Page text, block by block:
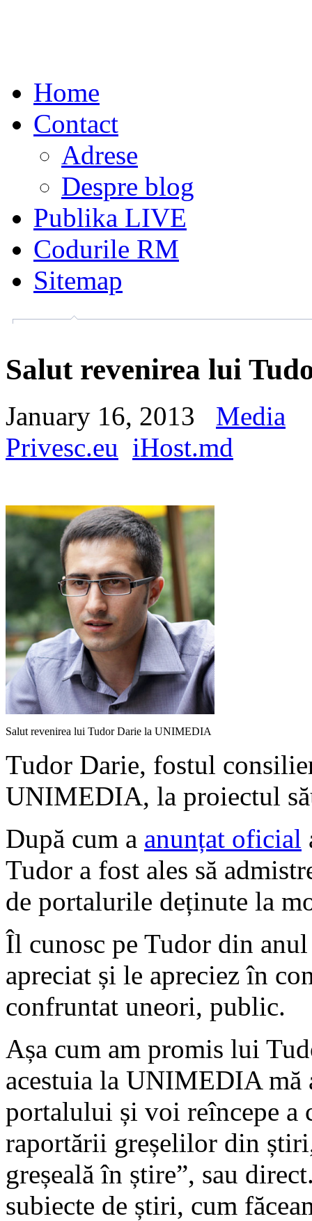
Home
Contact
Adrese
Despre blog
Publika LIVE
Codurile RM
Sitemap
Salut revenirea lui
January 16, 2013
Media
Privesc.eu iHost.md
Salut revenirea lui Tudor Darie la UNIMEDIA
Tudor Darie, fostul
UNIMEDIA, la proiectul
După cum a anunțat oficial
Tudor a fost ales să
de portalurile deținute la
Îl cunosc pe Tudor din
apreciat și le apreciez în
confruntat uneori, public.
Așa cum am promis lui
acestuia la UNIMEDIA
portalului și voi reîncepe a
raportării greșelilor din
greșeală în știre”, sau
subiecte de știri, cum